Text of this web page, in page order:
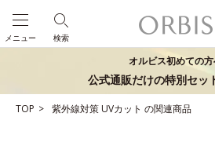
検索
メニュー
オルビス初めての
公式通販だけの特別セッ
TOP 紫外線対策 UVカット の関連商品